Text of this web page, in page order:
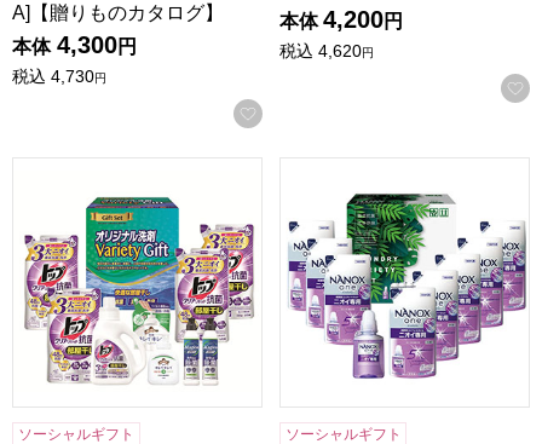
A]【贈りものカタログ】
本体 4,300円
税込 4,730円
お気に入りに登録する
本体 4,200円
税込 4,620円
ソーシャルギフト
ソーシャルギフト